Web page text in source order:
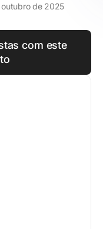
outubro de 2025
com este